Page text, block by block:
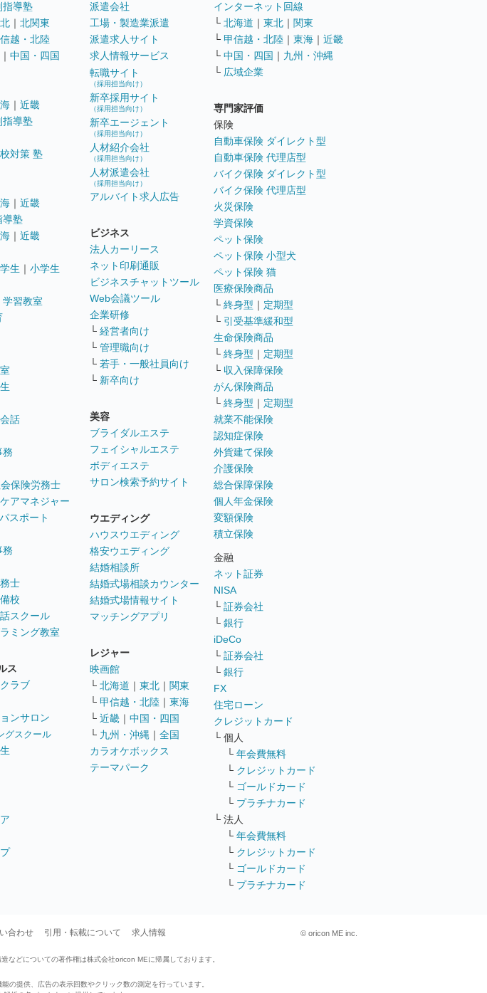
指導塾
｜ 北関東
越・北陸
｜ 中国・四国
｜ 近畿
指導塾
対策 塾
｜ 近畿
導塾
｜ 近畿
生 ｜ 小学生
習教室
話
務
保険労務士
ケアマネジャー
スポート
務
士
校
スクール
ミング教室
ス
ラブ
ンサロン
グスクール
派遣会社
工場・製造業派遣
派遣求人サイト
求人情報サービス
転職サイト
（採用担当向け）
新卒採用サイト
（採用担当向け）
新卒エージェント
（採用担当向け）
人材紹介会社
（採用担当向け）
人材派遣会社
（採用担当向け）
アルバイト求人広告
ビジネス
法人カーリース
ネット印刷通販
ビジネスチャットツール
Web会議ツール
企業研修
└ 経営者向け
└ 管理職向け
└ 若手・一般社員向け
└ 新卒向け
美容
ブライダルエステ
フェイシャルエステ
ボディエステ
サロン検索予約サイト
ウエディング
ハウスウエディング
格安ウエディング
結婚相談所
結婚式場相談カウンター
結婚式場情報サイト
マッチングアプリ
レジャー
映画館
└ 北海道 ｜ 東北 ｜ 関東
└ 甲信越・北陸 ｜ 東海
└ 近畿 ｜ 中国・四国
└ 九州・沖縄 ｜ 全国
カラオケボックス
テーマパーク
インターネット回線
└ 北海道 ｜ 東北 ｜ 関東
└ 甲信越・北陸 ｜ 東海 ｜ 近畿
└ 中国・四国 ｜ 九州・沖縄
└ 広域企業
専門家評価
保険
自動車保険 ダイレクト型
自動車保険 代理店型
バイク保険 ダイレクト型
バイク保険 代理店型
火災保険
学資保険
ペット保険
ペット保険 小型犬
ペット保険 猫
医療保険商品
└ 終身型 ｜ 定期型
└ 引受基準緩和型
生命保険商品
└ 終身型 ｜ 定期型
└ 収入保障保険
がん保険商品
└ 終身型 ｜ 定期型
就業不能保険
認知症保険
外貨建て保険
介護保険
総合保障保険
個人年金保険
変額保険
積立保険
金融
ネット証券
NISA
└ 証券会社
└ 銀行
iDeCo
└ 証券会社
└ 銀行
FX
住宅ローン
クレジットカード
└ 個人
└ 年会費無料
└ クレジットカード
└ ゴールドカード
└ プラチナカード
└ 法人
└ 年会費無料
└ クレジットカード
└ ゴールドカード
└ プラチナカード
合わせ 引用・転載について 求人情報 © oricon ME inc.
などについての著作権は株式会社oricon MEに帰属しております。
の提供、広告の表示回数やクリック数の測定を行っています。